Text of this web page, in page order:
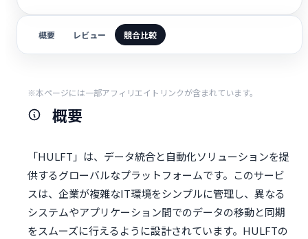
概要 レビュー 競合比較
※本ページには一部アフィリエイトリンクが含まれています。
概要
「HULFT」は、データ統合と自動化ソリューションを提
供するグローバルなプラットフォームです。このサービ
スは、企業が複雑なIT環境をシンプルに管理し、異なる
システムやアプリケーション間でのデータの移動と同期
をスムーズに行えるように設計されています。HULFTの